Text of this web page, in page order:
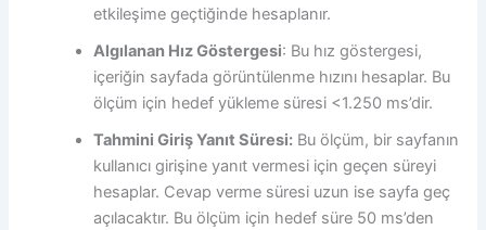
etkileşime geçtiğinde hesaplanır.
Algılanan Hız Göstergesi: Bu hız göstergesi,
içeriğin sayfada görüntülenme hızını hesaplar. Bu
ölçüm için hedef yükleme süresi <1.250 ms’dir.
Tahmini Giriş Yanıt Süresi: Bu ölçüm, bir sayfanın
kullanıcı girişine yanıt vermesi için geçen süreyi
hesaplar. Cevap verme süresi uzun ise sayfa geç
açılacaktır. Bu ölçüm için hedef süre 50 ms’den